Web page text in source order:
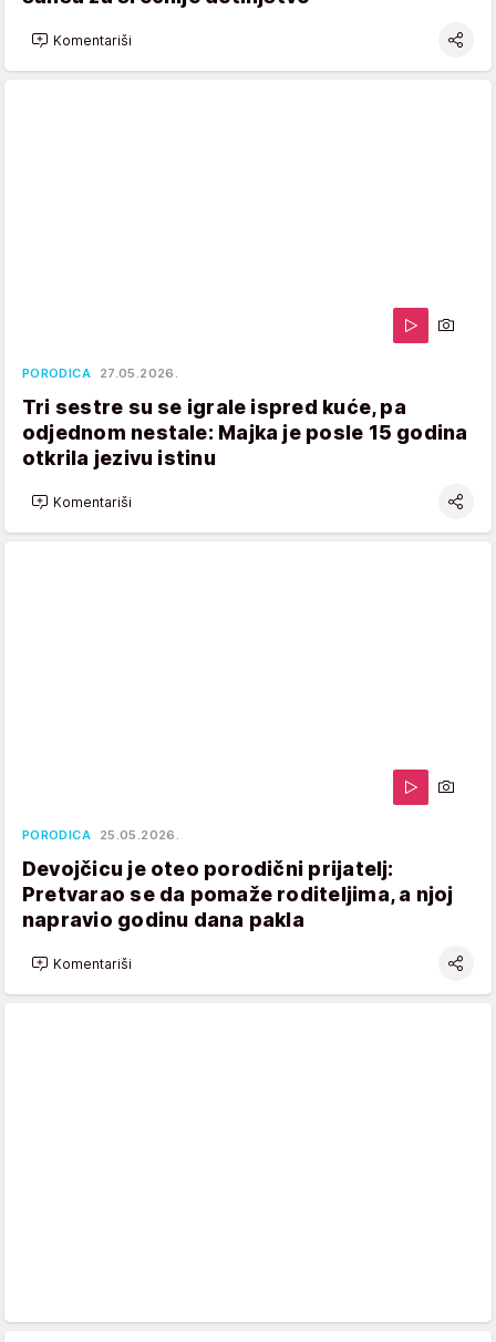
Komentariši
PORODICA 27.05.2026.
Tri sestre su se igrale ispred kuće, pa
odjednom nestale: Majka je posle 15 godina
otkrila jezivu istinu
Komentariši
PORODICA 25.05.2026.
Devojčicu je oteo porodični prijatelj:
Pretvarao se da pomaže roditeljima, a njoj
napravio godinu dana pakla
Komentariši